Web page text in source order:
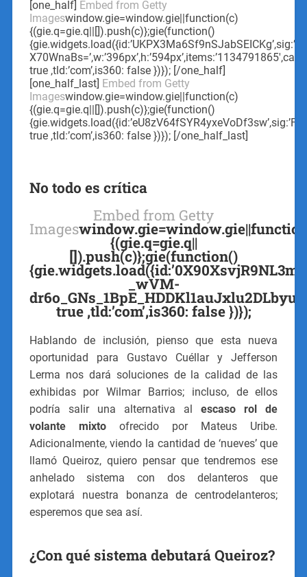
[one_half] Embed from Getty
Imageswindow.gie=window.gie||function(c)
{(gie.q=gie.q||[]).push(c)};gie(function()
true ,tld:’com’,is360: false })}); [/one_half]
[one_half_last] Embed from Getty
Imageswindow.gie=window.gie||function(c)
{(gie.q=gie.q||[]).push(c)};gie(function()
true ,tld:’com’,is360: false })}); [/one_half_last]
No todo es crítica
Embed from Getty
Images
{(gie.q=gie.q||
[]).push(c)};gie(function()
_wVM-
true ,tld:’com’,is360: false })});
Hablando de inclusión, pienso que esta nueva
oportunidad para Gustavo Cuéllar y Jefferson
Lerma nos dará soluciones de la calidad de las
exhibidas por Wilmar Barrios; incluso, de ellos
podría salir una alternativa alescaso rol de
volante mixto ofrecido por Mateus Uribe.
Adicionalmente, viendo la cantidad de ‘nueves’ que
llamó Queiroz, quiero pensar que tendremos ese
anhelado sistema con dos delanteros que
explotará nuestra bonanza de centrodelanteros;
esperemos que sea así.
¿Con qué sistema debutará Queiroz?